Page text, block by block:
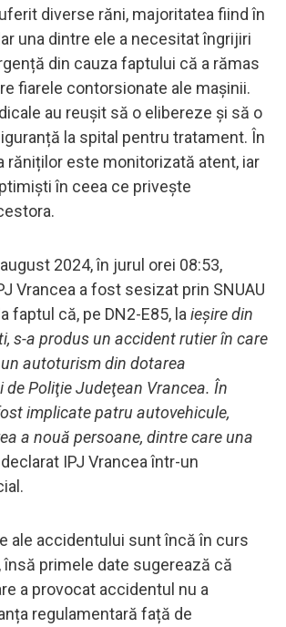
diverse răni, majoritatea fiind în
una dintre ele a necesitat îngrijiri
din cauza faptului că a rămas
fiarele contorsionate ale mașinii.
au reușit să o elibereze și să o
la spital pentru tratament. În
răniților este monitorizată atent, iar
în ceea ce privește
2024, în jurul orei 08:53,
Vrancea a fost sesizat prin SNUAU
faptul că, pe DN2-E85, la ieşire din
s-a produs un accident rutier în care
autoturism din dotarea
Poliţie Judeţean Vrancea. În
implicate patru autovehicule,
a nouă persoane, dintre care una
declarat IPJ Vrancea într-un
ale accidentului sunt încă în curs
însă primele date sugerează că
a provocat accidentul nu a
regulamentară față de